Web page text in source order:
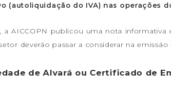
(autoliquidação do IVA) nas operações
a AICCOPN publicou uma nota
deverão passar a considerar na emissão
de Alvará ou Certificado de